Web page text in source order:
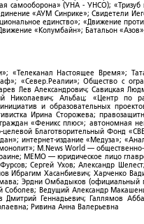
самооборона» (УНА - УНСО);
«АУМ Синрике»; Свидетели
единство»; «Движение
«Колумбайн»; Батальон
«Телеканал Настоящее Время»;
«Север.Реалии»; Общество с
Лев Александрович; Савицкая
Николаевич; Альбац; «Центр по
и образовательных
Ирина Сторожева;
«Феникс плюс»; автономная
Благотворительный Фонд
интернет-издание «Медуза»;
M.News World —
МЕМО — юридическое лицо
Сергей Ухов; Александр
Ибрагим Хасанбиевич; Харченко
Эрдни Омбадыков (официальный
Ведущий Александр
Геннадьевич; Галлямов
Ривина Анна Валерьевна